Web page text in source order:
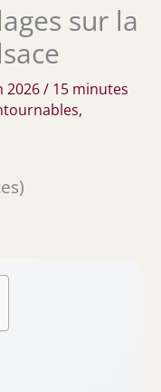
sur la
2026/ 15 minutes
,